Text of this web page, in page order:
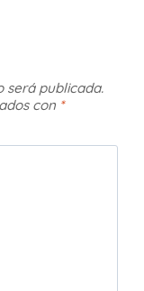
será publicada.
con *